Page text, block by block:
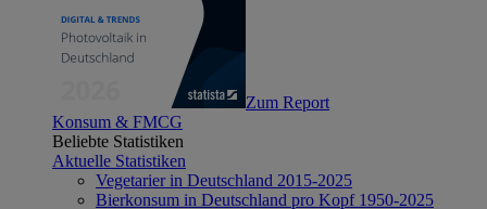
Zum Report
Konsum & FMCG
Beliebte Statistiken
Aktuelle Statistiken
Vegetarier in Deutschland 2015-2025
Bierkonsum in Deutschland pro Kopf 1950-2025